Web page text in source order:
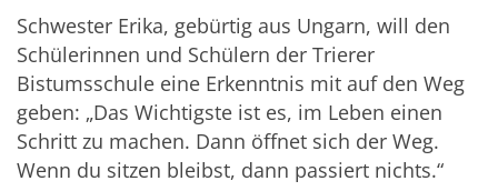
Schwester Erika, gebürtig aus Ungarn, will den
Schülerinnen und Schülern der Trierer
Bistumsschule eine Erkenntnis mit auf den Weg
geben: „Das Wichtigste ist es, im Leben einen
Schritt zu machen. Dann öffnet sich der Weg.
Wenn du sitzen bleibst, dann passiert nichts.“